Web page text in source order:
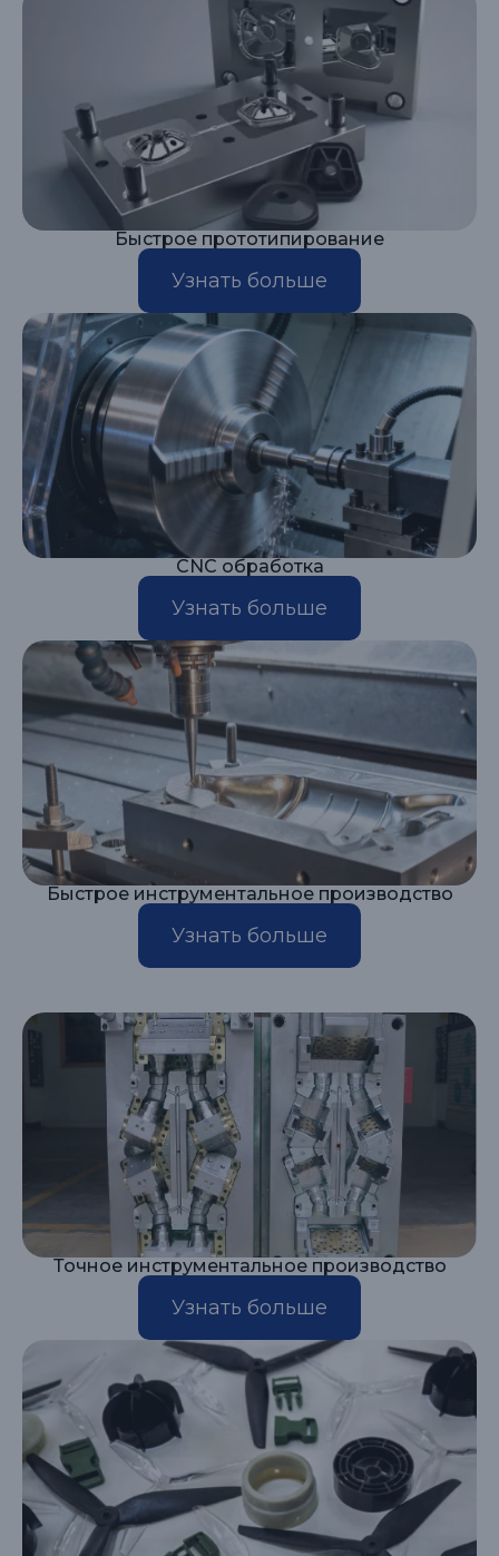
Быстрое прототипирование
Узнать больше
CNC обработка
Узнать больше
Быстрое инструментальное производство
Узнать больше
Точное инструментальное производство
Узнать больше